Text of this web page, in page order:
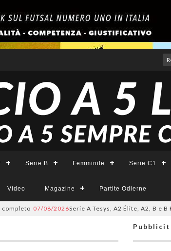
Serie B Femminile Serie C1
Video Magazine Partite Odierne
07/08/2026Serie A Tesys, A2 Élite, A2, B e B